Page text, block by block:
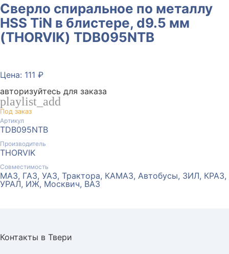
Сверло спиральное по металлу
HSS TiN в блистере, d9.5 мм
(THORVIK) TDB095NTB
Цена: 111 ₽
авторизуйтесь для заказа
playlist_add
Под заказ
Артикул
TDB095NTB
Производитель
THORVIK
Совместимость
МАЗ, ГАЗ, УАЗ, Трактора, КАМАЗ, Автобусы, ЗИЛ, КРАЗ,
УРАЛ, ИЖ, Москвич, ВАЗ
Контакты в Твери